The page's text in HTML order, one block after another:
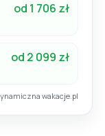
od 1 706 zł
od 2 099 zł
wakacje.pl